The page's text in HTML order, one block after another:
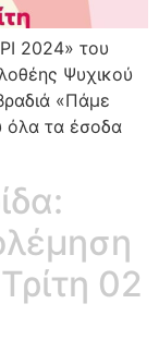
2024» του
Ψυχικού
«Πάμε
όλα τα έσοδα
02